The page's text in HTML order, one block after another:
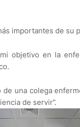
importantes de su
objetivo en la
una colega
de servir”.